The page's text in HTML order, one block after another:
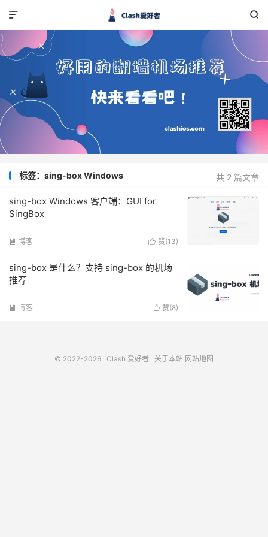


共 2 篇文章
标签：sing-box Windows
sing-box Windows 客户端：GUI for
SingBox
 赞(13)
 博客
sing-box 是什么？支持 sing-box 的机场
推荐
 赞(8)
 博客
© 2022-2026 Clash 爱好者 关于本站 网站地图